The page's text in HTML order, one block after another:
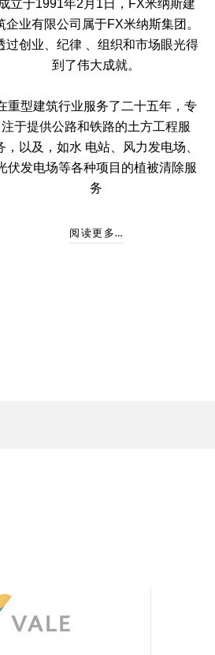
成立于1991年2月1日，FX米纳斯建
企业有限公司属于FX米纳斯集团。
过创业、纪律 、组织和市场眼光得
到了伟大成就。
重型建筑行业服务了二十五年，专
注于提供公路和铁路的土方工程服
，以及，如水 电站、风力发电场、
伏发电场等各种项目的植被清除服
务
阅读更多…